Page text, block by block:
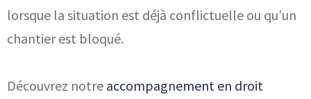
lorsque la situation est déjà conflictuelle ou qu’un
chantier est bloqué.
Découvrez notre accompagnement en droit